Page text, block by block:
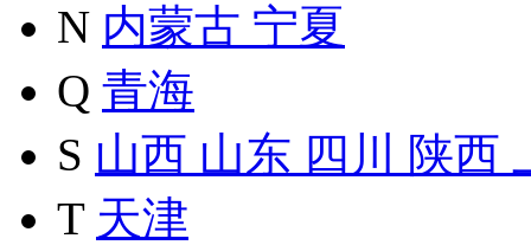
N 内蒙古 宁夏
Q 青海
S 山西 山东 四川 陕西
T 天津